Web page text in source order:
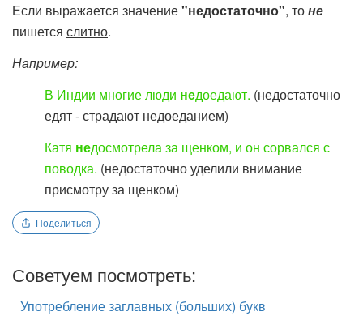
Если выражается значение"недостаточно", тоне
пишется слитно.
Например:
В Индии многие люди недоедают. (недостаточно
едят - страдают недоеданием)
Катя недосмотрела за щенком, и он сорвался с
поводка. (недостаточно уделили внимание
присмотру за щенком)
Поделиться
Советуем посмотреть:
Употребление заглавных (больших) букв